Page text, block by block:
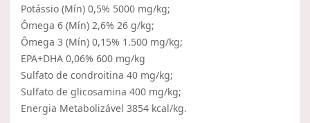
Potássio (Mín) 0,5% 5000 mg/kg;
Ômega 6 (Mín) 2,6% 26 g/kg;
Ômega 3 (Mín) 0,15% 1.500 mg/kg;
EPA+DHA 0,06% 600 mg/kg
Sulfato de condroitina 40 mg/kg;
Sulfato de glicosamina 400 mg/kg;
Energia Metabolizável 3854 kcal/kg.